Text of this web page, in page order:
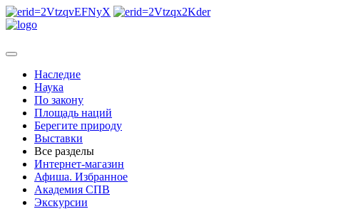
Наследие
Наука
По закону
Площадь наций
Берегите природу
Выставки
Все разделы
Интернет-магазин
Афиша. Избранное
Академия СПВ
Экскурсии